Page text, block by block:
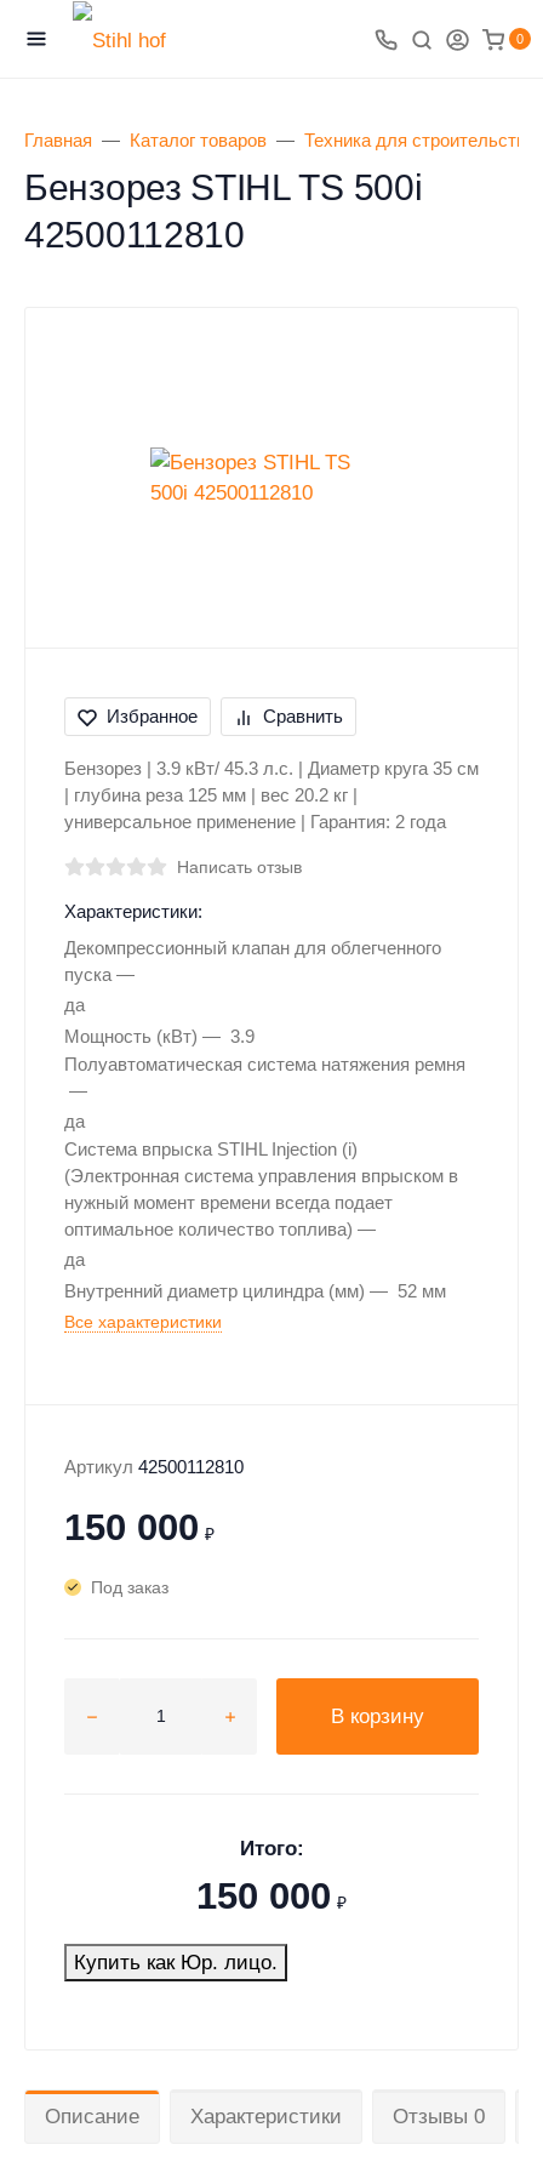
0
Главная Каталог товаров Техника для строительства
Бензорез STIHL TS 500i
42500112810
Избранное Сравнить
Бензорез | 3.9 кВт/ 45.3 л.с. | Диаметр круга 35 cм
| глубина реза 125 мм | вес 20.2 кг |
универсальное применение | Гарантия: 2 года
Написать отзыв
Характеристики:
Декомпрессионный клапан для облегченного
пуска
да
Мощность (кВт)
3.9
Полуавтоматическая система натяжения ремня
да
Система впрыска STIHL Injection (i)
(Электронная система управления впрыском в
нужный момент времени всегда подает
оптимальное количество топлива)
да
Внутренний диаметр цилиндра (мм)
52 мм
Все характеристики
Артикул 42500112810
150 000 ₽
Под заказ
В корзину
Итого:
150 000 ₽
Купить как Юр. лицо.
Описание Характеристики Отзывы 0